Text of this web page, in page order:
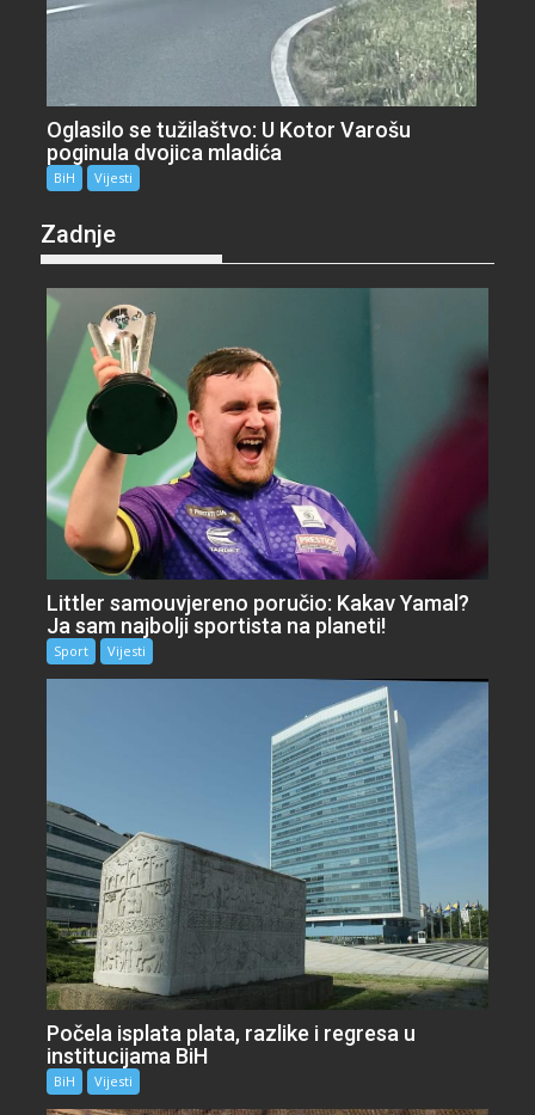
Oglasilo se tužilaštvo: U Kotor Varošu
poginula dvojica mladića
BiH Vijesti
Zadnje
Littler samouvjereno poručio: Kakav Yamal?
Ja sam najbolji sportista na planeti!
Sport Vijesti
Počela isplata plata, razlike i regresa u
institucijama BiH
BiH Vijesti